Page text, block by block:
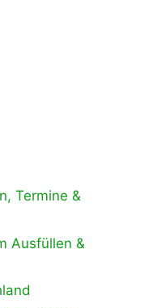
Termine &
Ausfüllen &